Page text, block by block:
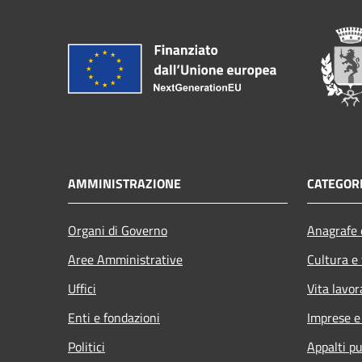
AMMINISTRAZIONE
Organi di Governo
Aree Amministrative
Uffici
Enti e fondazioni
Politici
Cultura
Vita
Imprese
Appalti